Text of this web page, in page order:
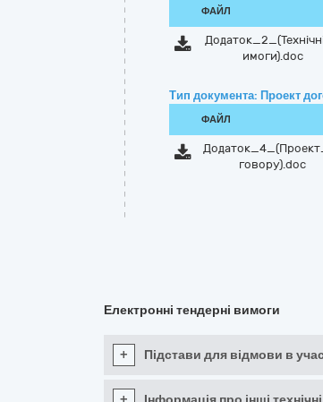
ФАЙЛ
имоги).doc
Тип документа: Проект
ФАЙЛ
говору).doc
Електронні тендерні вимоги
+ Підстави для відмови в